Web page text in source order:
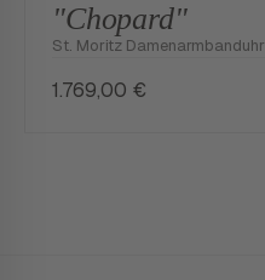
"Chopard"
St. Moritz Damenarmbanduhr
1.769,00 €